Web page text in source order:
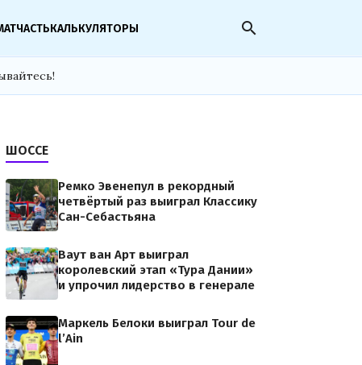
КАЛЬКУЛЯТОРЫ search
ШОССЕ
Ремко Эвенепул в рекордный
четвёртый раз выиграл Классику
Сан-Себастьяна
Ваут ван Арт выиграл
королевский этап «Тура Дании»
и упрочил лидерство в генерале
Маркель Белоки выиграл Tour de
l’Ain